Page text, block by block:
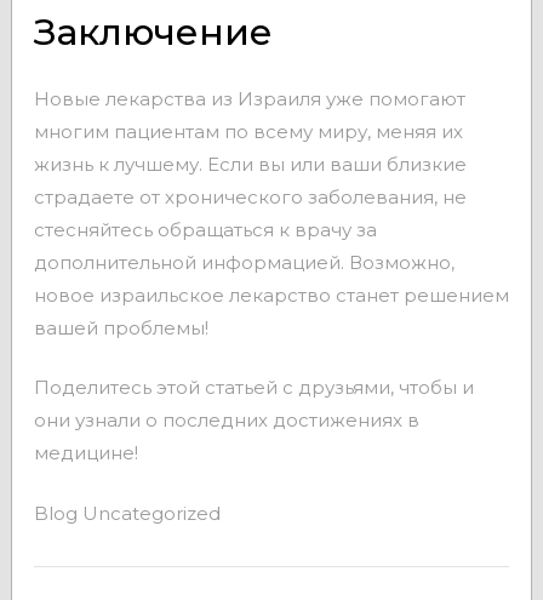
Заключение
Новые лекарства из Израиля уже помогают
многим пациентам по всему миру, меняя их
жизнь к лучшему. Если вы или ваши близкие
страдаете от хронического заболевания, не
стесняйтесь обращаться к врачу за
дополнительной информацией. Возможно,
новое израильское лекарство станет решением
вашей проблемы!
Поделитесь этой статьей с друзьями, чтобы и
они узнали о последних достижениях в
медицине!
Blog Uncategorized